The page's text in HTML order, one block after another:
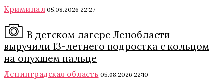
Криминал 05.08.2026 22:27
В детском лагере Ленобласти
выручили 13-летнего подростка с кольцом
на опухшем пальце
Ленинградская область 05.08.2026 22:10